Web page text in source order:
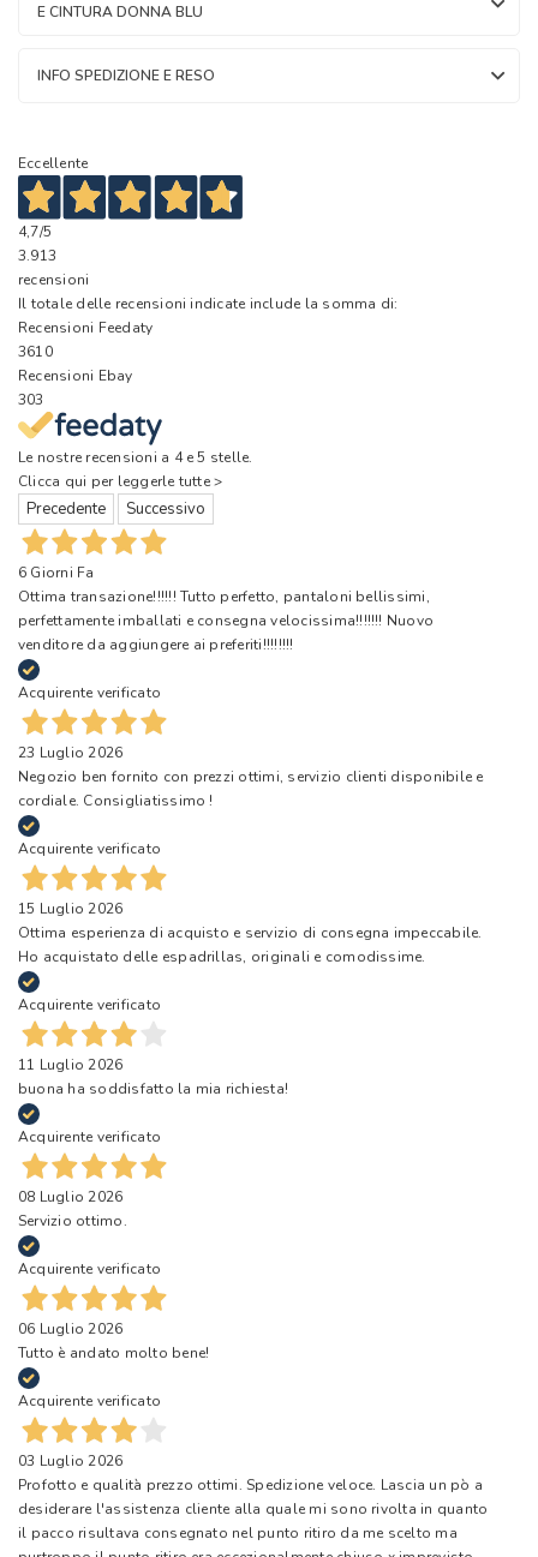
E CINTURA DONNA BLU
INFO SPEDIZIONE E RESO
Eccellente
4,7/5
3.913
recensioni
Il totale delle recensioni indicate include la somma di:
Recensioni Feedaty
3610
Recensioni Ebay
303
Le nostre recensioni a 4 e 5 stelle.
Clicca qui per leggerle tutte >
Precedente Successivo
6 Giorni Fa
Ottima transazione!!!!!! Tutto perfetto, pantaloni bellissimi,
perfettamente imballati e consegna velocissima!!!!!!! Nuovo
venditore da aggiungere ai preferiti!!!!!!!!
Acquirente verificato
23 Luglio 2026
Negozio ben fornito con prezzi ottimi, servizio clienti disponibile e
cordiale. Consigliatissimo !
Acquirente verificato
15 Luglio 2026
Ottima esperienza di acquisto e servizio di consegna impeccabile.
Ho acquistato delle espadrillas, originali e comodissime.
Acquirente verificato
11 Luglio 2026
buona ha soddisfatto la mia richiesta!
Acquirente verificato
08 Luglio 2026
Servizio ottimo.
Acquirente verificato
06 Luglio 2026
Tutto è andato molto bene!
Acquirente verificato
03 Luglio 2026
Profotto e qualità prezzo ottimi. Spedizione veloce. Lascia un pò a
desiderare l'assistenza cliente alla quale mi sono rivolta in quanto
il pacco risultava consegnato nel punto ritiro da me scelto ma